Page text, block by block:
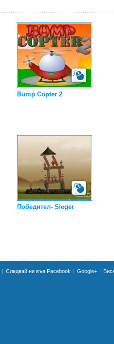
Bump Copter 2
Победител- Sieger
Следвай ни във Facebook Google+